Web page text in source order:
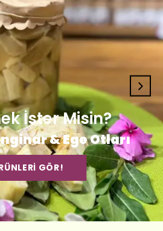
İster Misin?
& Ege Otları
GÖR!